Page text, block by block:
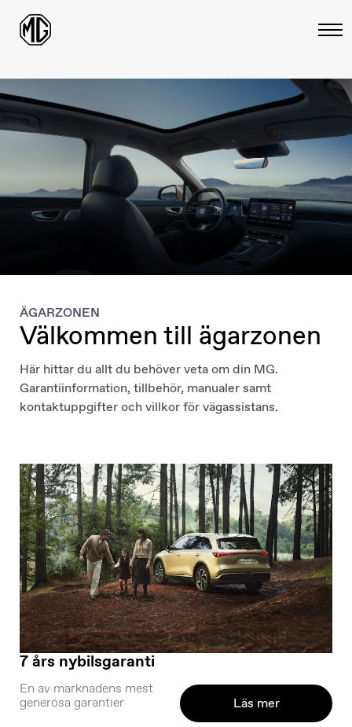
ÄGARZONEN
Välkommen till ägarzonen
Här hittar du allt du behöver veta om din MG.
Garantiinformation, tillbehör, manualer samt
kontaktuppgifter och villkor för vägassistans.
7 års nybilsgaranti
En av marknadens mest
generösa garantier
Läs mer